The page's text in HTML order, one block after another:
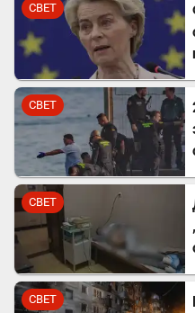
СВЕТ
СВЕТ
СВЕТ
СВЕТ